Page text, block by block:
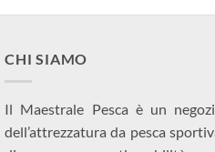
CHI SIAMO
Il Maestrale Pesca è un
dell’attrezzatura da pesca